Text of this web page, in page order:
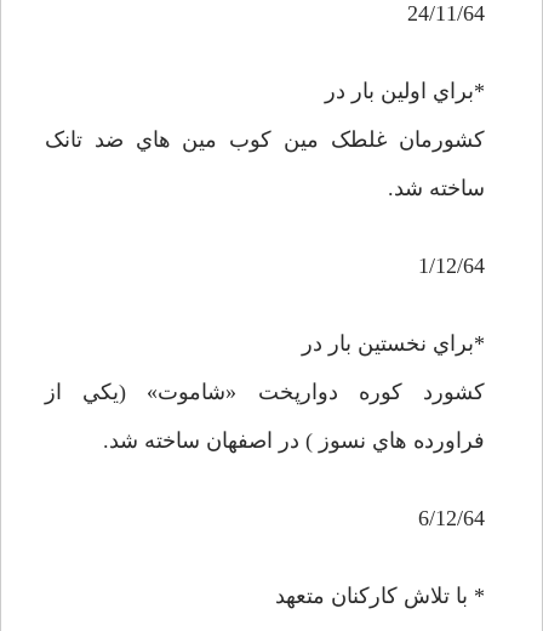
24/11/64
*براي اولين بار در
کشورمان غلطک مين کوب مين هاي ضد تانک
ساخته شد.
1/12/64
*براي نخستين بار در
کشورد کوره دوارپخت «شاموت» (يکي از
فراورده هاي نسوز ) در اصفهان ساخته شد.
6/12/64
* با تلاش کارکنان متعهد